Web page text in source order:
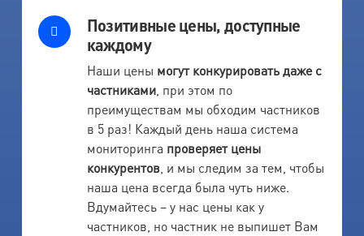
Позитивные цены, доступные
каждому
Наши цены могут конкурировать даже с
частниками, при этом по
преимуществам мы обходим частников
в 5 раз! Каждый день наша система
мониторинга проверяет цены
конкурентов, и мы следим за тем, чтобы
наша цена всегда была чуть ниже.
Вдумайтесь – у нас цены как у
частников, но частник не выпишет Вам